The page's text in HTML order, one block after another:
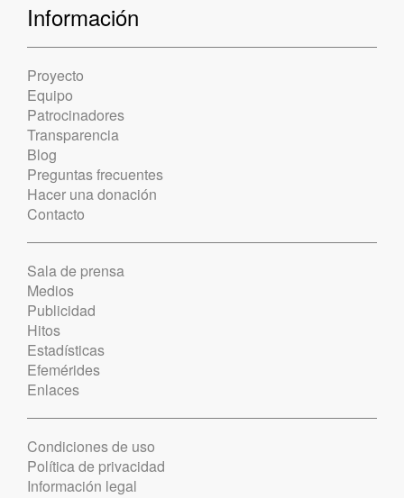
Información
Proyecto
Equipo
Patrocinadores
Transparencia
Blog
Preguntas frecuentes
Hacer una donación
Contacto
Sala de prensa
Medios
Publicidad
Hitos
Estadísticas
Efemérides
Enlaces
Condiciones de uso
Política de privacidad
Información legal